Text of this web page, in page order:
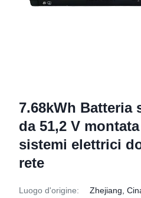
7.68kWh Batteria
da 51,2 V
sistemi elettrici
rete
Luogo d'origine: Zhejiang,